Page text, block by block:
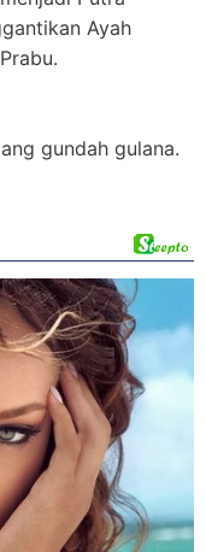
Ayah
gundah gulana.